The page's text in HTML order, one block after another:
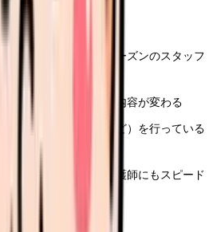
方法と注意点
期の体制：
花粉症シーズンのスタッフ
か成人メインかで業務内容が変わる
（鼓膜チューブ留置など）を行っている
の機会が多い
ンポが速い院長だと看護師にもスピード